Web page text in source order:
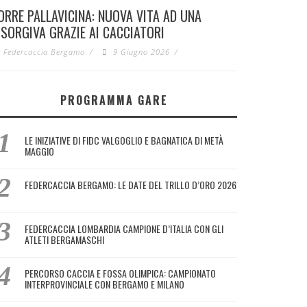
PALLAVICINA: NUOVA VITA AD UNA
GRAZIE AI CACCIATORI
Federcaccia Bergamo / 9 Giugno 2026 /
PROGRAMMA GARE
LE INIZIATIVE DI FIDC VALGOGLIO E BAGNATICA DI METÀ
MAGGIO
FEDERCACCIA BERGAMO: LE DATE DEL TRILLO D’ORO 2026
FEDERCACCIA LOMBARDIA CAMPIONE D’ITALIA CON GLI
ATLETI BERGAMASCHI
PERCORSO CACCIA E FOSSA OLIMPICA: CAMPIONATO
INTERPROVINCIALE CON BERGAMO E MILANO